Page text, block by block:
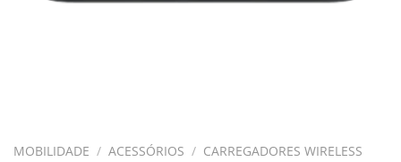
MOBILIDADE / ACESSÓRIOS / CARREGADORES WIRELESS